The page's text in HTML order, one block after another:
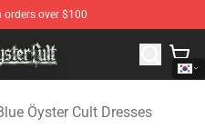
over $100
Blue Öyster Cult
Öyster Cult Dresses